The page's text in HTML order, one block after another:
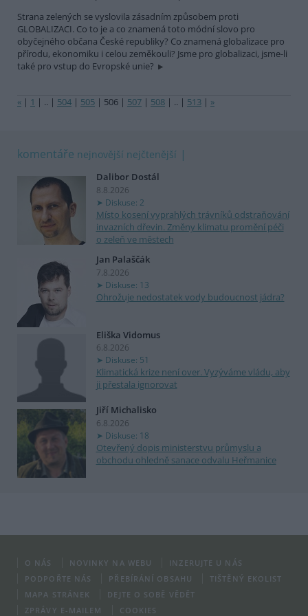
Strana zelených se vyslovila zásadním způsobem proti
GLOBALIZACI. Co to je a co znamená toto módní slovo pro
obyčejného občana České republiky? Co znamená globalizace pro
přírodu, ekonomiku i celou zeměkouli? Jsme pro globalizaci, jsme-li
také pro vstup do Evropské unie?
« | 1 | .. | 504 | 505 | 506 | 507 | 508 | .. | 513 | »
komentáře nejnovější nejčtenější
Dalibor Dostál
8.8.2026
Diskuse: 2
Místo kosení vyprahlých trávníků odstraňování
invazních dřevin. Změny klimatu promění péči
o zeleň ve městech
Jan Palaščák
7.8.2026
Diskuse: 13
Ohrožuje nedostatek vody budoucnost jádra?
Eliška Vidomus
6.8.2026
Diskuse: 51
Klimatická krize není over. Vyzýváme vládu, aby
ji přestala ignorovat
Jiří Michalisko
6.8.2026
Diskuse: 18
Otevřený dopis ministerstvu průmyslu a
obchodu ohledně sanace odvalu Heřmanice
O NÁS NOVINKY NA WEBU
INZERUJTE U NÁS
PODPOŘTE NÁS
PŘEBÍRÁNÍ OBSAHU
TIŠTĚNÝ EKOLIST
MAPA STRÁNEK
DEJTE O SOBĚ VĚDĚT
ZPRÁVY E-MAILEM
COOKIES